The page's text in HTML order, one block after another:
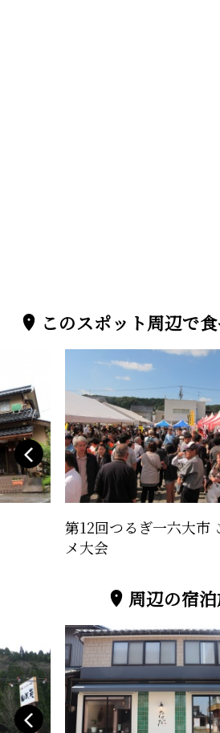
このスポット周辺で
第12回つるぎ一六大市
メ大会
周辺の宿